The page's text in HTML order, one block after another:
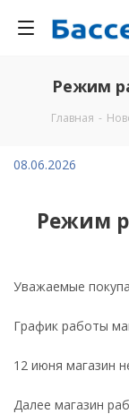
Режим
Главная -
08.06.2026
Режим
Уважаемые
График работы
12 июня магазин
Далее магазин